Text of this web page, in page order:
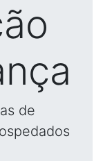
de